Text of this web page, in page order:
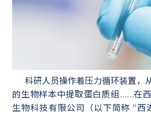
科研人员操作着压力循环装置，
的生物样本中提取蛋白质组……在西
生物科技有限公司（以下简称 “西